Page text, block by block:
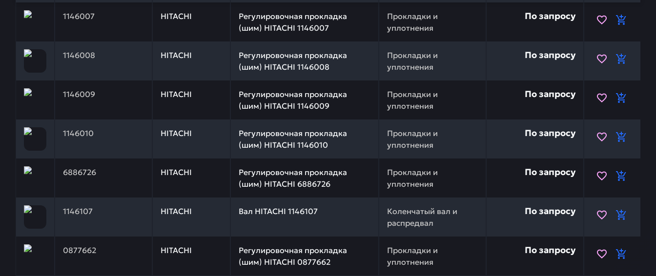
1146007 HITACHI
Регулировочная прокладка
(шим) HITACHI 1146007
Прокладки и
уплотнения
Заказывая запчасти у нас, вы получаете гарантию качества и профессиональный подбор. Регулировочная прокладка (шим) HITACHI 1146007 — это
По запросу
1146008 HITACHI
Регулировочная прокладка
(шим) HITACHI 1146008
Прокладки и
уплотнения
Заказывая запчасти у нас, вы получаете гарантию качества и профессиональный подбор. Регулировочная прокладка (шим) HITACHI 1146008 — это
По запросу
1146009 HITACHI
Регулировочная прокладка
(шим) HITACHI 1146009
Прокладки и
уплотнения
Заказывая запчасти у нас, вы получаете гарантию качества и профессиональный подбор. Регулировочная прокладка (шим) HITACHI 1146009 — это
По запросу
1146010 HITACHI
Регулировочная прокладка
(шим) HITACHI 1146010
Прокладки и
уплотнения
Заказывая запчасти у нас, вы получаете гарантию качества и профессиональный подбор. Регулировочная прокладка (шим) HITACHI 1146010 — это
По запросу
6886726 HITACHI
Регулировочная прокладка
(шим) HITACHI 6886726
Прокладки и
уплотнения
Заказывая запчасти у нас, вы получаете гарантию качества и профессиональный подбор. Регулировочная прокладка (шим) HITACHI 6886726 — это
По запросу
1146107 HITACHI Вал HITACHI 1146107
Коленчатый вал и
распредвал
Заказывая запчасти у нас, вы получаете гарантию качества и профессиональный подбор. Вал HITACHI 1146107 — это инвестиция в бесперебойную работу
По запросу
0877662 HITACHI
Регулировочная прокладка
(шим) HITACHI 0877662
Прокладки и
уплотнения
Заказывая запчасти у нас, вы получаете гарантию качества и профессиональный подбор. Регулировочная прокладка (шим) HITACHI 0877662 — это
По запросу